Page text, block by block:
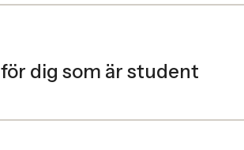
dig som är student